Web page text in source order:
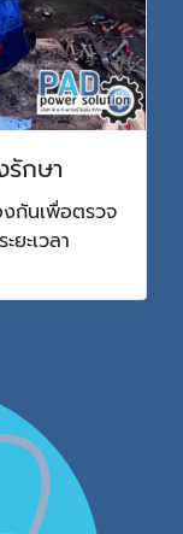
รักษา
งกันเพื่อตรวจ
ยะเวลา